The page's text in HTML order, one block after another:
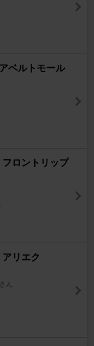
ベルトモール
ロントリップ
リエク
ん